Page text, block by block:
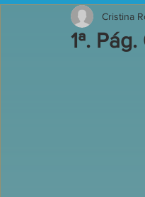
1ª.
Cristina